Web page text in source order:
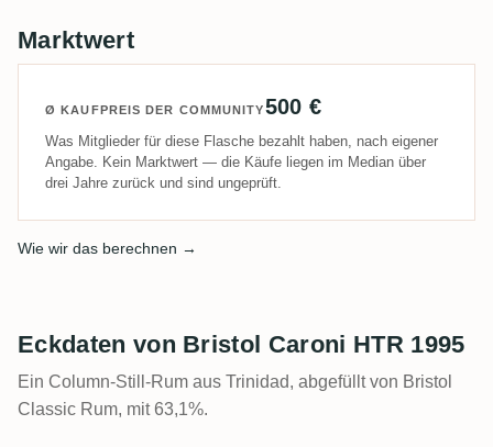
Marktwert
Ø KAUFPREIS DER COMMUNITY500 €
Was Mitglieder für diese Flasche bezahlt haben, nach eigener
Angabe. Kein Marktwert — die Käufe liegen im Median über
drei Jahre zurück und sind ungeprüft.
Wie wir das berechnen →
Eckdaten von Bristol Caroni HTR 1995
Ein Column-Still-Rum aus Trinidad, abgefüllt von Bristol
Classic Rum, mit 63,1%.